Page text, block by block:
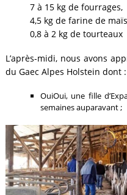
7 à 15 kg de fourrages,
4,5 kg de farine de
0,8 à 2 kg de tourteaux
L’après-midi, nous avons
du Gaec Alpes Holstein dont :
OuiOui, une fille
semaines auparavant ;